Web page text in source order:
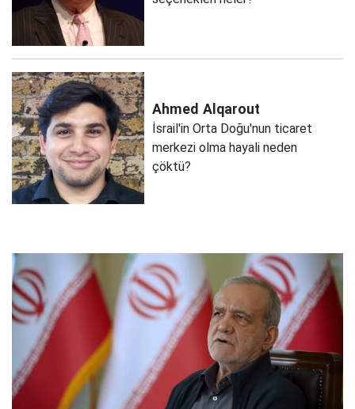
Ahmed Alqarout
İsrail'in Orta Doğu'nun ticaret
merkezi olma hayali neden
çöktü?